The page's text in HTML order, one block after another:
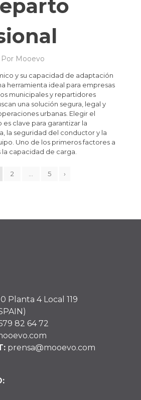
Por Mooevo
y su capacidad de adaptación
herramienta ideal para empresas
municipales y repartidores
una solución segura, legal y
urbanas. Elegir el
clave para garantizar la
la seguridad del conductor y la
Uno de los primeros factores a
capacidad de carga.
2 5 ›
Planta 4 Local 119
82 64 72
prensa@mooevo.com